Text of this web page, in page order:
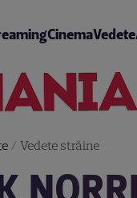
CinemaVedete
/ Vedete străine